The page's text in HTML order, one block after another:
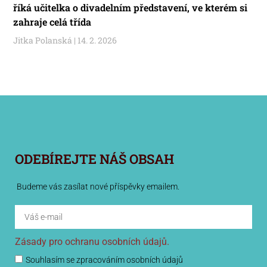
říká učitelka o divadelním představení, ve kterém si
zahraje celá třída
Jitka Polanská 14. 2. 2026
ODEBÍREJTE NÁŠ OBSAH
Budeme vás zasílat nové příspěvky emailem.
Zásady pro ochranu osobních údajů.
Souhlasím se zpracováním osobních údajů